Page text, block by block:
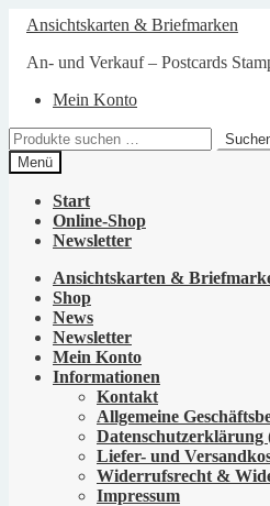
Zur
Navigation
springen
Zum
Inhalt
springen
Ansichtskarten & Briefmarken
An- und Verkauf – Postcards
Mein Konto
Suchen
nach:
Menü
Start
Online-Shop
Newsletter
Ansichtskarten &
Shop
News
Newsletter
Mein Konto
Informationen
Kontakt
Allgemeine
Datenschutzerklärung
Liefer- und
Widerrufsrecht &
Impressum